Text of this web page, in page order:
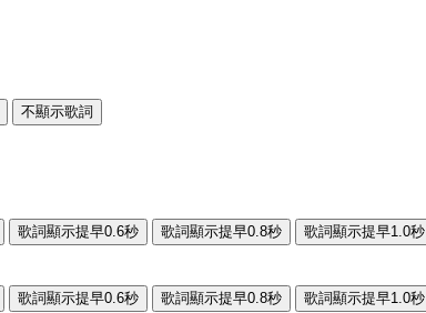
不顯示歌詞
歌詞顯示提早0.6秒 歌詞顯示提早0.8秒 歌詞顯示提早1.0秒
歌詞顯示提早0.6秒 歌詞顯示提早0.8秒 歌詞顯示提早1.0秒